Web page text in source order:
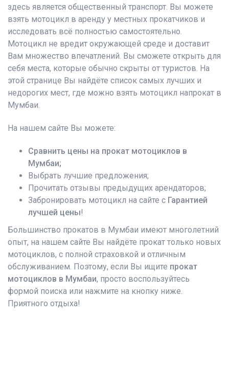
здесь является общественный транспорт. Вы можете
взять мотоцикл в аренду у местных прокатчиков и
исследовать всё полностью самостоятельно.
Мотоцикл не вредит окружающей среде и доставит
Вам множество впечатлений. Вы сможете открыть для
себя места, которые обычно скрыты от туристов. На
этой странице Вы найдёте список самых лучших и
недорогих мест, где можно взять мотоцикл напрокат в
Мумбаи.
На нашем сайте Вы можете:
Сравнить цены на прокат мотоциклов в
Мумбаи;
Выбрать лучшие предложения;
Прочитать отзывы предыдущих арендаторов;
Забронировать мотоцикл на сайте с Гарантией
лучшей цены!
Большинство прокатов в Мумбаи имеют многолетний
опыт, на нашем сайте Вы найдёте прокат только новых
мотоциклов, с полной страховкой и отличным
обслуживанием. Поэтому, если Вы ищите прокат
мотоциклов в Мумбаи, просто воспользуйтесь
формой поиска или нажмите на кнопку ниже.
Приятного отдыха!